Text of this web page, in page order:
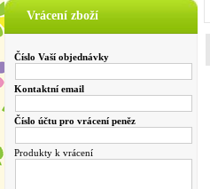
Vrácení zboží
Číslo Vaší objednávky
Kontaktní email
Číslo účtu pro vrácení peněz
Produkty k vrácení